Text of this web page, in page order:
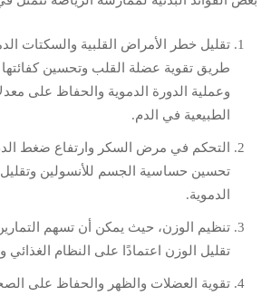
تقليل خطر الأمراض القلبية والسكتات
طريق تقوية عضلة القلب وتحسين
وعملية الدورة الدموية والحفاظ على
الطبيعية في الدم.
التحكم في مرض السكر وارتفاع ضغط
تحسين حساسية الجسم للأنسولين
الدموية.
تنظيم الوزن، حيث يمكن أن تسهم التمارين
تقليل الوزن اعتمادًا على النظام الغذائي
تقوية العضلات والظهر والحفاظ على